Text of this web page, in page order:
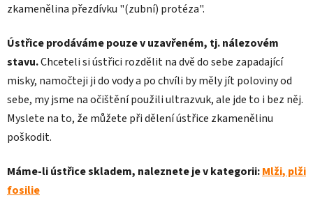
zkamenělina přezdívku "(zubní) protéza".
Ústřice prodáváme pouze v uzavřeném, tj. nálezovém
stavu.Chceteli si ústřici rozdělit na dvě do sebe zapadající
misky, namočteji ji do vody a po chvíli by měly jít poloviny od
sebe, my jsme na očištění použili ultrazvuk, ale jde to i bez něj.
Myslete na to, že můžete při dělení ústřice zkamenělinu
poškodit.
Máme-li ústřice skladem, naleznete je v kategorii:Mlži, plži
fosilie